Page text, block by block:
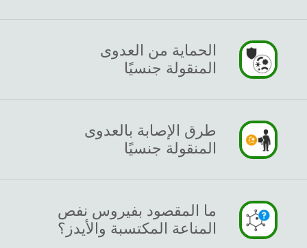
الحماية من العدوى
المنقولة جنسيًا
طرق الإصابة بالعدوى
المنقولة جنسيًا
ما المقصود بفيروس نفص
المناعة المكتسبة والأيدز؟